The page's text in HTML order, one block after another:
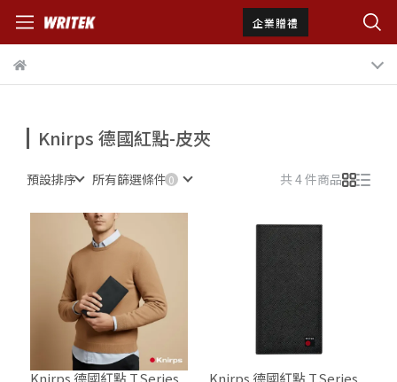
企業贈禮
Knirps 德國紅點-皮夾
預設排序 所有篩選條件 共 4 件商品
Knirps 德國紅點 T.Series
Knirps 德國紅點 T.Series